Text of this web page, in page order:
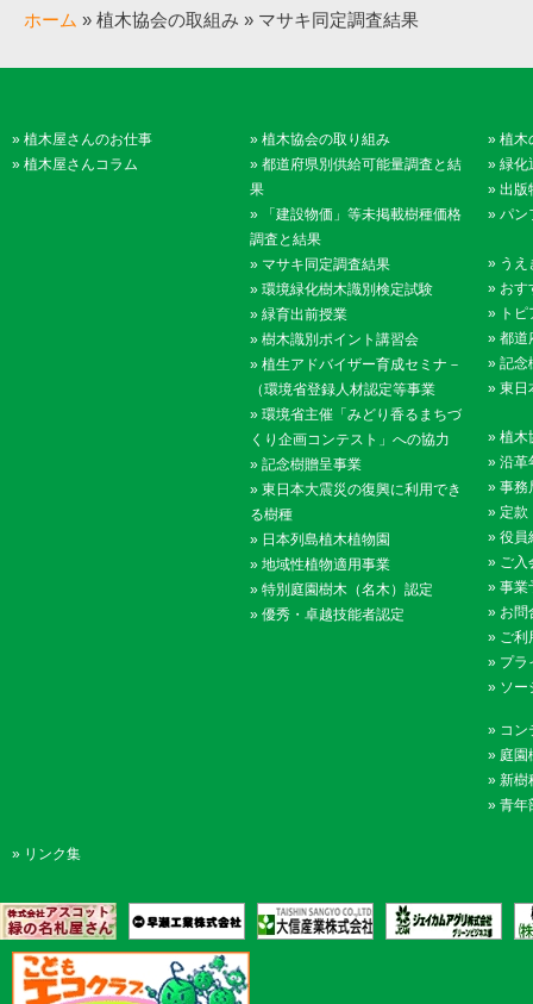
ホーム » 植木協会の取組み » マサキ同定調査結果
» 植木屋さんのお仕事
» 植木屋さんコラム
» 植木協会の取り組み
» 都道府県別供給可能量調査と結
果
»
「建設物価」等未掲載樹種価格
調査と結果
» マサキ同定調査結果
» 環境緑化樹木識別検定試験
» 緑育出前授業
» 樹木識別ポイント講習会
» 植生アドバイザー育成セミナ－
（環境省登録人材認定等事業
» 環境省主催「みどり香るまちづ
くり企画コンテスト」への協力
» 記念樹贈呈事業
» 東日本大震災の復興に利用でき
る樹種
» 日本列島植木植物園
» 地域性植物適用事業
» 特別庭園樹木（名木）認定
» 優秀・卓越技能者認定
» 植木
» 緑化
» 出版
» パン
» うえ
» おす
» ト
» 都道
» 記念
» 東日
» 植木
» 沿革
» 事務
» 定款
» 役員
» ご入
» 事業
» お問
» ご利
» プラ
» ソー
» コン
» 庭園
» 新樹
» 青年
» リンク集